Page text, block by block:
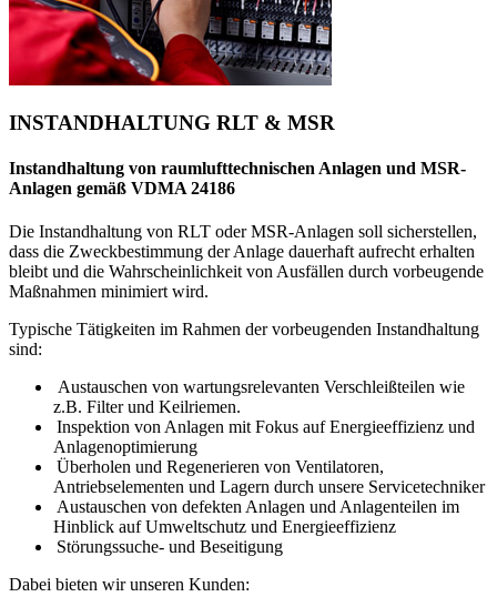
INSTANDHALTUNG RLT & MSR
Instandhaltung von raumlufttechnischen Anlagen und MSR-
Anlagen gemäß VDMA 24186
Die Instandhaltung von RLT oder MSR-Anlagen soll sicherstellen,
dass die Zweckbestimmung der Anlage dauerhaft aufrecht erhalten
bleibt und die Wahrscheinlichkeit von Ausfällen durch vorbeugende
Maßnahmen minimiert wird.
Typische Tätigkeiten im Rahmen der vorbeugenden Instandhaltung
sind:
Austauschen von wartungsrelevanten Verschleißteilen wie
z.B. Filter und Keilriemen.
Inspektion von Anlagen mit Fokus auf Energieeffizienz und
Anlagenoptimierung
Überholen und Regenerieren von Ventilatoren,
Antriebselementen und Lagern durch unsere Servicetechniker
Austauschen von defekten Anlagen und Anlagenteilen im
Hinblick auf Umweltschutz und Energieeffizienz
Störungssuche- und Beseitigung
Dabei bieten wir unseren Kunden: